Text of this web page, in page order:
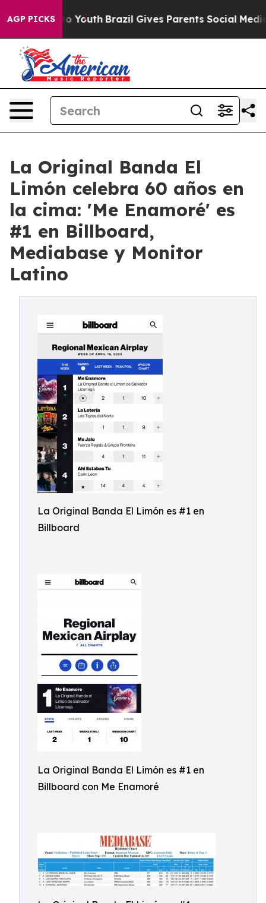
AGP PICKS
to Youth Brazil Gives Parents Social Media
La Original Banda El
Limón celebra 60 años en
la cima: 'Me Enamoré' es
#1 en Billboard,
Mediabase y Monitor
Latino
La Original Banda El Limón es #1 en
Billboard
La Original Banda El Limón es #1 en
Billboard con Me Enamoré